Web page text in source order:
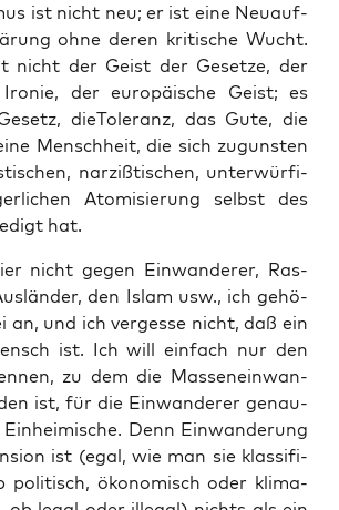
ist nicht neu; er ist eine Neu­auf­
ohne deren kri­ti­sche Wucht.
nicht der Geist der Geset­ze, der
der euro­päi­sche Geist; es
die­To­le­ranz, das Gute, die
Mensch­heit, die sich zuguns­ten
nar­ziß­ti­schen, unter­wür­fi­
Ato­mi­sie­rung selbst des
hat.
nicht gegen Ein­wan­de­rer, Ras­
den Islam usw., ich gehö­
an, und ich ver­ges­se nicht, daß ein
ist. Ich will ein­fach nur den
zu dem die Mas­sen­ein­wan­
ist, für die Ein­wan­de­rer genau­
Denn Ein­wan­de­rung
ist (egal, wie man sie klas­si­fi­
poli­tisch, öko­no­misch oder kli­ma­